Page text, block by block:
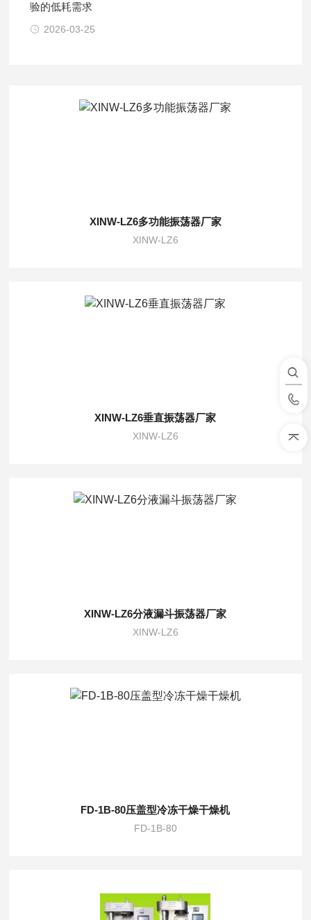
验的低耗需求
2026-03-25
XINW-LZ6多功能振荡器厂家
XINW-LZ6
XINW-LZ6垂直振荡器厂家
XINW-LZ6
XINW-LZ6分液漏斗振荡器厂家
XINW-LZ6
FD-1B-80压盖型冷冻干燥干燥机
FD-1B-80